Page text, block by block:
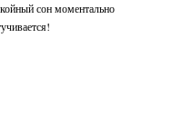
сон моментально